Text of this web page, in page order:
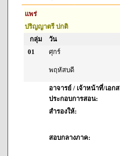
แพร่
ปริญญาตรี ปกติ
กลุ่ม
วัน
01
ศุกร์
พฤหัสบดี
อาจารย์ / เจ้าหน้าที่/เอก
ประกอบการสอน:
สำรองให้:
สอบกลางภาค: